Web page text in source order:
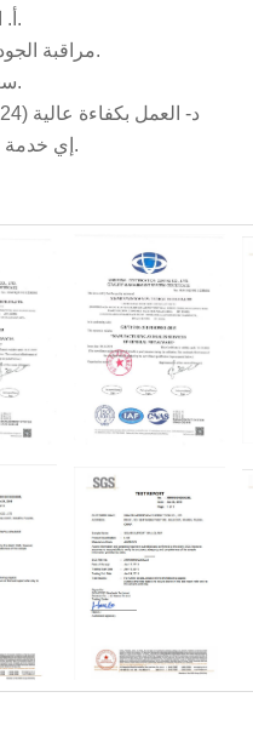
أ. الصانع المؤهل.
B. مراقبة الجودة الموثوقة.
C. سعر تنافسي.
د- العمل بكفاءة عالية (24 * 7 ساعات) ؛
إي خدمة الشباك الواحد.